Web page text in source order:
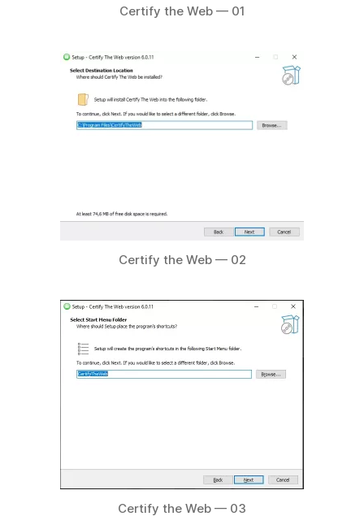
Certify the Web — 01
Certify the Web — 02
Certify the Web — 03